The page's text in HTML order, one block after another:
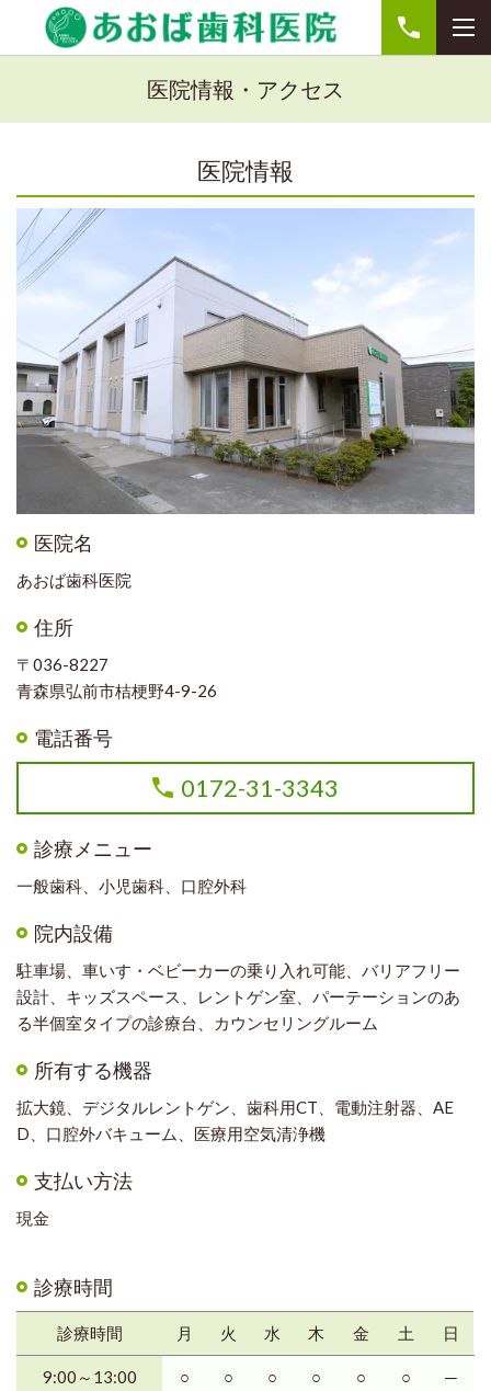
医院情報・アクセス
医院情報
医院名
あおば歯科医院
住所
〒036-8227
青森県弘前市桔梗野4-9-26
電話番号
0172-31-3343
診療メニュー
一般歯科、小児歯科、口腔外科
院内設備
駐車場、車いす・ベビーカーの乗り入れ可能、バリアフリー
設計、キッズスペース、レントゲン室、パーテーションのあ
る半個室タイプの診療台、カウンセリングルーム
所有する機器
拡大鏡、デジタルレントゲン、歯科用CT、電動注射器、AE
D、口腔外バキューム、医療用空気清浄機
支払い方法
現金
診療時間
診療時間 月 火 水 木 金 土 日
9:00～13:00 ○ ○ ○ ○ ○ ○ ─